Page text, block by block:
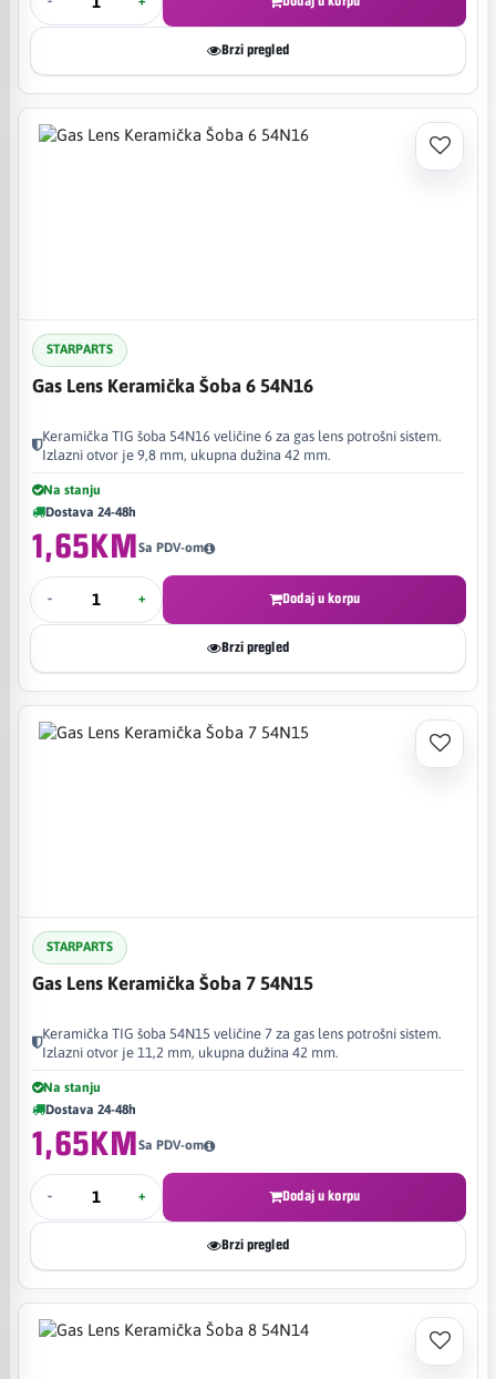
Brzi pregled
STARPARTS
Gas Lens Keramička Šoba 6 54N16
Keramička TIG šoba 54N16 veličine 6 za gas lens potrošni sistem.
Izlazni otvor je 9,8 mm, ukupna dužina 42 mm.
Na stanju
Dostava 24-48h
1,65KMSa PDV-om
- + Dodaj u korpu
Brzi pregled
STARPARTS
Gas Lens Keramička Šoba 7 54N15
Keramička TIG šoba 54N15 veličine 7 za gas lens potrošni sistem.
Izlazni otvor je 11,2 mm, ukupna dužina 42 mm.
Na stanju
Dostava 24-48h
1,65KMSa PDV-om
- + Dodaj u korpu
Brzi pregled